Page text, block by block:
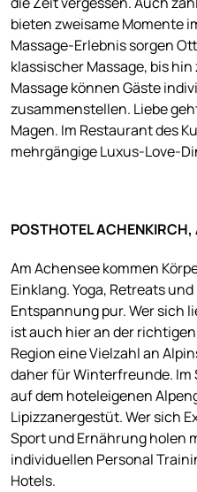
bieten zweisame Momente
Massage-Erlebnis sorgen
klassischer Massage, bis
Massage können Gäste
zusammenstellen. Liebe
Magen. Im Restaurant des
mehrgängige Luxus-Love-
POSTHOTEL
Am Achensee kommen
Einklang. Yoga, Retreats
Entspannung pur. Wer sich
ist auch hier an der
Region eine Vielzahl an
daher für Winterfreunde.
auf dem hoteleigenen
Lipizzanergestüt. Wer sich
Sport und Ernährung holen
individuellen Personal
Hotels.